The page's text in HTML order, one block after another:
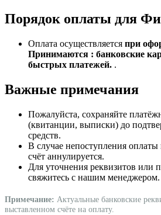
Порядок оплаты для
Оплата осуществляется при
Принимаются : банковские
быстрых платежей. .
Важные примечания
Пожалуйста, сохраняйте
(квитанции, выписки) до
средств.
В случае непоступления
счёт аннулируется.
Для уточнения реквизитов или
свяжитесь с нашим менеджером.
Примечание: Актуальные банковские
выставленном счёте на оплату.